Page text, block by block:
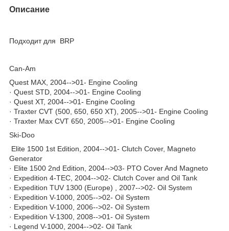
Описание
Подходит для BRP
Can-Am
Quest MAX, 2004-->01- Engine Cooling
· Quest STD, 2004-->01- Engine Cooling
· Quest XT, 2004-->01- Engine Cooling
· Traxter CVT (500, 650, 650 XT), 2005-->01- Engine Cooling
· Traxter Max CVT 650, 2005-->01- Engine Cooling
Ski-Doo
Elite 1500 1st Edition, 2004-->01- Clutch Cover, Magneto
Generator
· Elite 1500 2nd Edition, 2004-->03- PTO Cover And Magneto
· Expedition 4-TEC, 2004-->02- Clutch Cover and Oil Tank
· Expedition TUV 1300 (Europe) , 2007-->02- Oil System
· Expedition V-1000, 2005-->02- Oil System
· Expedition V-1000, 2006-->02- Oil System
· Expedition V-1300, 2008-->01- Oil System
· Legend V-1000, 2004-->02- Oil Tank